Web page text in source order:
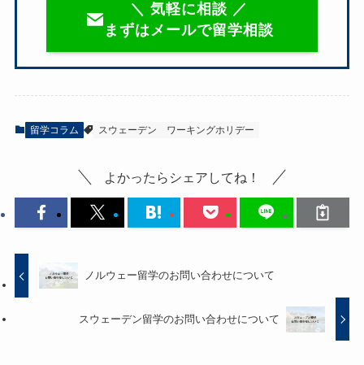
＼ 気軽に相談 ／
まずはメールで留学相談
留学コラム スウェーデン ワーキングホリデー
よかったらシェアしてね！
ノルウェー留学のお問い合わせについて
スウェーデン留学のお問い合わせについて